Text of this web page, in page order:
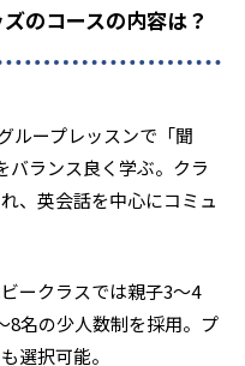
のコースの内容は？
ループレッスンで「聞
バランス良く学ぶ。クラ
、英会話を中心にコミュ
ークラスでは親子3～4
8名の少人数制を採用。プ
選択可能。